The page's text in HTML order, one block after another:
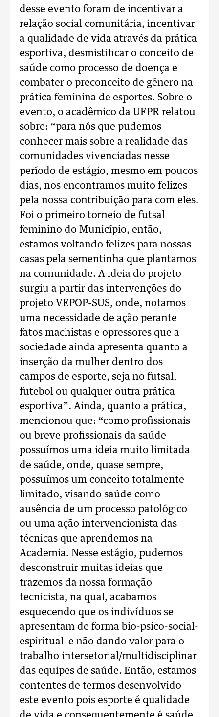
desse evento foram de incentivar a
relação social comunitária, incentivar
a qualidade de vida através da prática
esportiva, desmistificar o conceito de
saúde como processo de doença e
combater o preconceito de gênero na
prática feminina de esportes. Sobre o
evento, o acadêmico da UFPR relatou
sobre: “para nós que pudemos
conhecer mais sobre a realidade das
comunidades vivenciadas nesse
período de estágio, mesmo em poucos
dias, nos encontramos muito felizes
pela nossa contribuição para com eles.
Foi o primeiro torneio de futsal
feminino do Município, então,
estamos voltando felizes para nossas
casas pela sementinha que plantamos
na comunidade. A ideia do projeto
surgiu a partir das intervenções do
projeto VEPOP-SUS, onde, notamos
uma necessidade de ação perante
fatos machistas e opressores que a
sociedade ainda apresenta quanto a
inserção da mulher dentro dos
campos de esporte, seja no futsal,
futebol ou qualquer outra prática
esportiva”. Ainda, quanto a prática,
mencionou que: “como profissionais
ou breve profissionais da saúde
possuímos uma ideia muito limitada
de saúde, onde, quase sempre,
possuímos um conceito totalmente
limitado, visando saúde como
ausência de um processo patológico
ou uma ação intervencionista das
técnicas que aprendemos na
Academia. Nesse estágio, pudemos
desconstruir muitas ideias que
trazemos da nossa formação
tecnicista, na qual, acabamos
esquecendo que os indivíduos se
apresentam de forma bio-psico-social-
espiritual e não dando valor para o
trabalho intersetorial/multidisciplinar
das equipes de saúde. Então, estamos
contentes de termos desenvolvido
este evento pois esporte é qualidade
de vida e consequentemente é saúde,